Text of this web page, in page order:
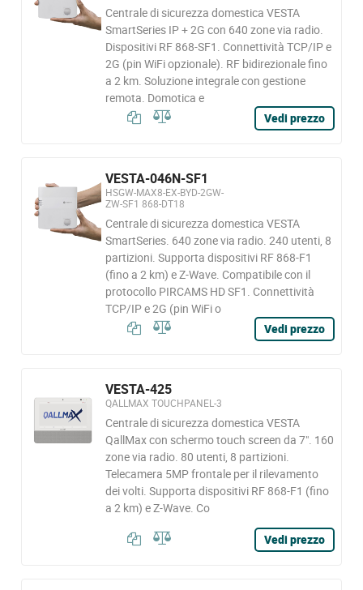
Centrale di sicurezza domestica VESTA
SmartSeries IP + 2G con 640 zone via radio.
Dispositivi RF 868-SF1. Connettività TCP/IP e
2G (pin WiFi opzionale). RF bidirezionale fino
a 2 km. Soluzione integrale con gestione
remota. Domotica e
Vedi prezzo
VESTA-046N-SF1
HSGW-MAX8-EX-BYD-2GW-
ZW-SF1 868-DT18
Centrale di sicurezza domestica VESTA
SmartSeries. 640 zone via radio. 240 utenti, 8
partizioni. Supporta dispositivi RF 868-F1
(fino a 2 km) e Z-Wave. Compatibile con il
protocollo PIRCAMS HD SF1. Connettività
TCP/IP e 2G (pin WiFi o
Vedi prezzo
VESTA-425
QALLMAX TOUCHPANEL-3
Centrale di sicurezza domestica VESTA
QallMax con schermo touch screen da 7". 160
zone via radio. 80 utenti, 8 partizioni.
Telecamera 5MP frontale per il rilevamento
dei volti. Supporta dispositivi RF 868-F1 (fino
a 2 km) e Z-Wave. Co
Vedi prezzo